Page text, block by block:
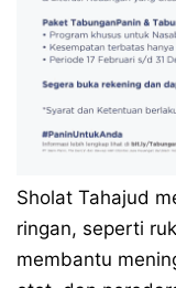
Sholat Tahajud
ringan, seperti
membantu